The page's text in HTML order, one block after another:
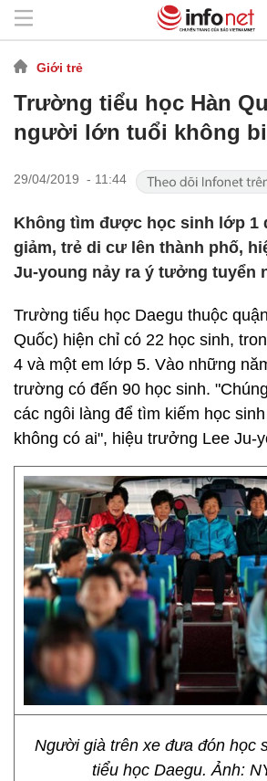
Giới trẻ
Trường tiểu học Hàn
người lớn tuổi không
29/04/2019 - 11:44
Không tìm được học sinh lớp 1
giảm, trẻ di cư lên thành phố,
Ju-young nảy ra ý tưởng tuyển
Trường tiểu học Daegu thuộc
Quốc) hiện chỉ có 22 học sinh,
4 và một em lớp 5. Vào những
trường có đến 90 học sinh.
các ngôi làng để tìm kiếm học
không có ai", hiệu trưởng Lee Ju-
Người già trên xe đưa đón học
tiểu học Daegu. Ảnh: